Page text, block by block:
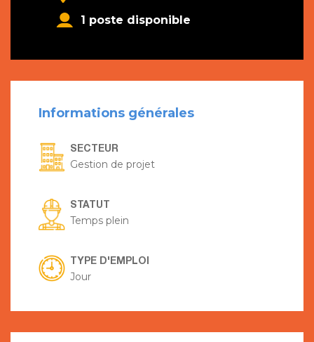
1 poste disponible
Informations générales
SECTEUR
Gestion de projet
STATUT
Temps plein
TYPE D'EMPLOI
Jour